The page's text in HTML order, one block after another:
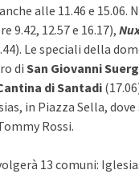
alle 11.46 e
9.42, 12.57 e 16.17),
Le speciali della
di San Giovanni
di Santadi
in Piazza Sella,
Rossi.
13 comuni: